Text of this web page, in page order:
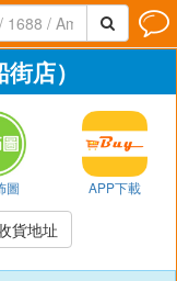
 
店）
圖 APP下載
貨地址